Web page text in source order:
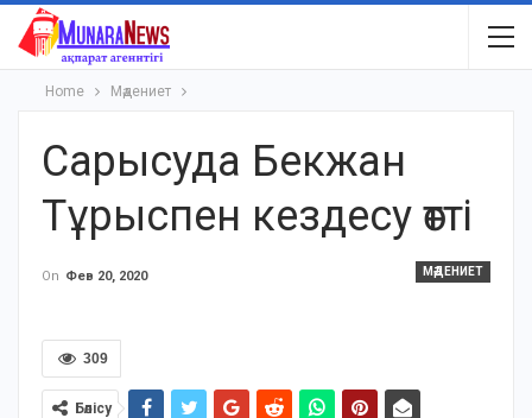
Home Мәдениет
Сарысуда Бекжан
Тұрыспен кездесу өтті
МӘДЕНИЕТ
On Фев 20, 2020
309
Бөлісу